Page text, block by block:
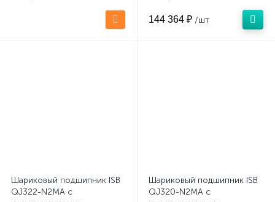
144 364 ₽ /шт
Шариковый подшипник ISB
QJ322-N2MA с
Шариковый подшипник ISB
QJ320-N2MA с